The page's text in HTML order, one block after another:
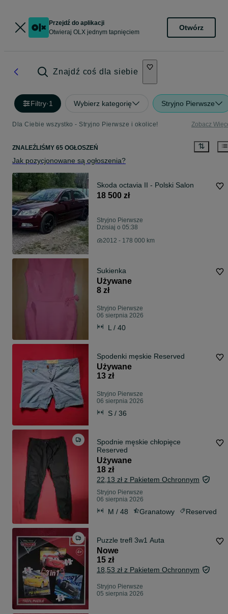
Przejdź do aplikacji
Otwieraj OLX jednym tapnięciem
Otwórz
Znajdź coś dla siebie
Filtry·1 Wybierz kategorię Stryjno Pierwsze
Dla Ciebie wszystko - Stryjno Pierwsze i okolice! Zobacz
ZNALEŹLIŚMY 65 OGŁOSZEŃ
Jak pozycjonowane są ogłoszenia?
Skoda octavia II - Polski Salon
18 500 zł
Stryjno Pierwsze
Dzisiaj o 05:38
2012 - 178 000 km
Sukienka
Używane
8 zł
Stryjno Pierwsze
06 sierpnia 2026
L / 40
Spodenki męskie Reserved
Używane
13 zł
Stryjno Pierwsze
06 sierpnia 2026
S / 36
Spodnie męskie chłopięce
Reserved
Używane
18 zł
22,13 zł z Pakietem Ochronnym
Stryjno Pierwsze
06 sierpnia 2026
M / 48 Granatowy Reserved
Puzzle trefl 3w1 Auta
Nowe
15 zł
18,53 zł z Pakietem Ochronnym
Stryjno Pierwsze
05 sierpnia 2026